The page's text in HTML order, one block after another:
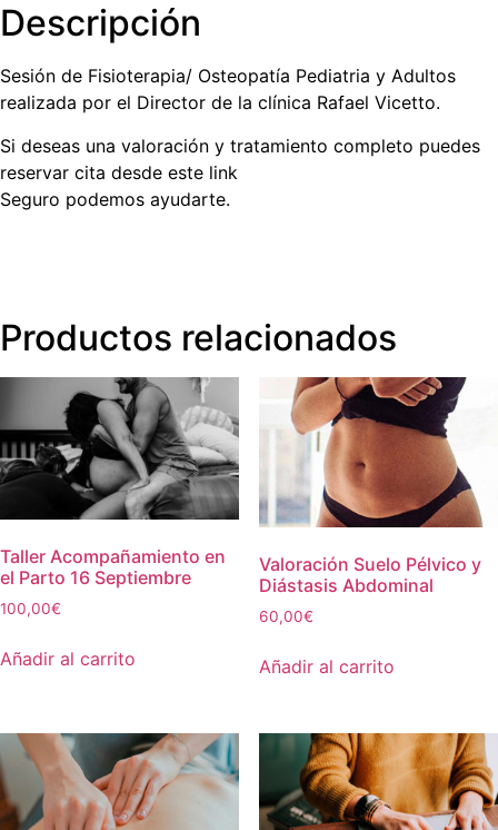
Descripción
Sesión de Fisioterapia/ Osteopatía Pediatria y Adultos
realizada por el Director de la clínica Rafael Vicetto.
Si deseas una valoración y tratamiento completo puedes
reservar cita desde este link
Seguro podemos ayudarte.
Productos relacionados
Taller Acompañamiento en
el Parto 16 Septiembre
100,00€
Añadir al carrito
Valoración Suelo Pélvico y
Diástasis Abdominal
60,00€
Añadir al carrito